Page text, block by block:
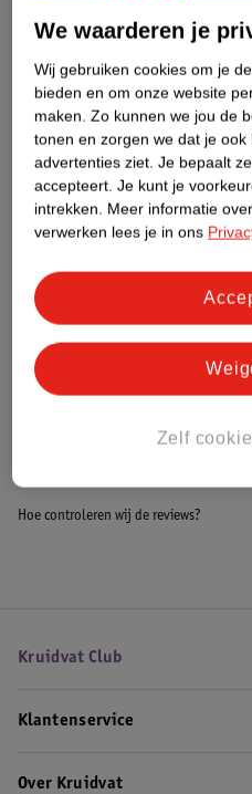
Productinformatie
Etiketinformatie
Nature Impact Score
Dit
Impact
Meer
Bestel &
Hoe controleren wij de reviews?
Kruidvat Club
Klantenservice
Over Kruidvat
We waarderen je
Wij gebruiken cookies om je
bieden en om onze website
maken. Zo kunnen we jou de
tonen en zorgen we dat je
advertenties ziet. Je bepaalt
accepteert. Je kunt je
intrekken. Meer informatie
verwerken lees je in ons
Zelf